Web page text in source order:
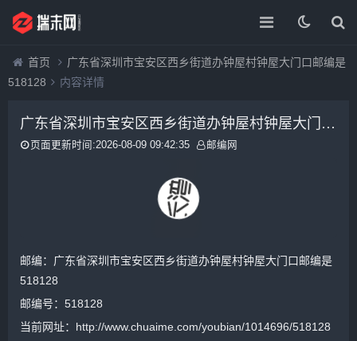
首页
广东省深圳市宝安区西乡街道办钟屋村钟屋大门口邮编是
518128
内容详情
广东省深圳市宝安区西乡街道办钟屋村钟屋大门口邮编是518128
页面更新时间:2026-08-09 09:42:35 邮编网
邮编：广东省深圳市宝安区西乡街道办钟屋村钟屋大门口邮编是
518128
邮编号：518128
当前网址：http://www.chuaime.com/youbian/1014696/518128